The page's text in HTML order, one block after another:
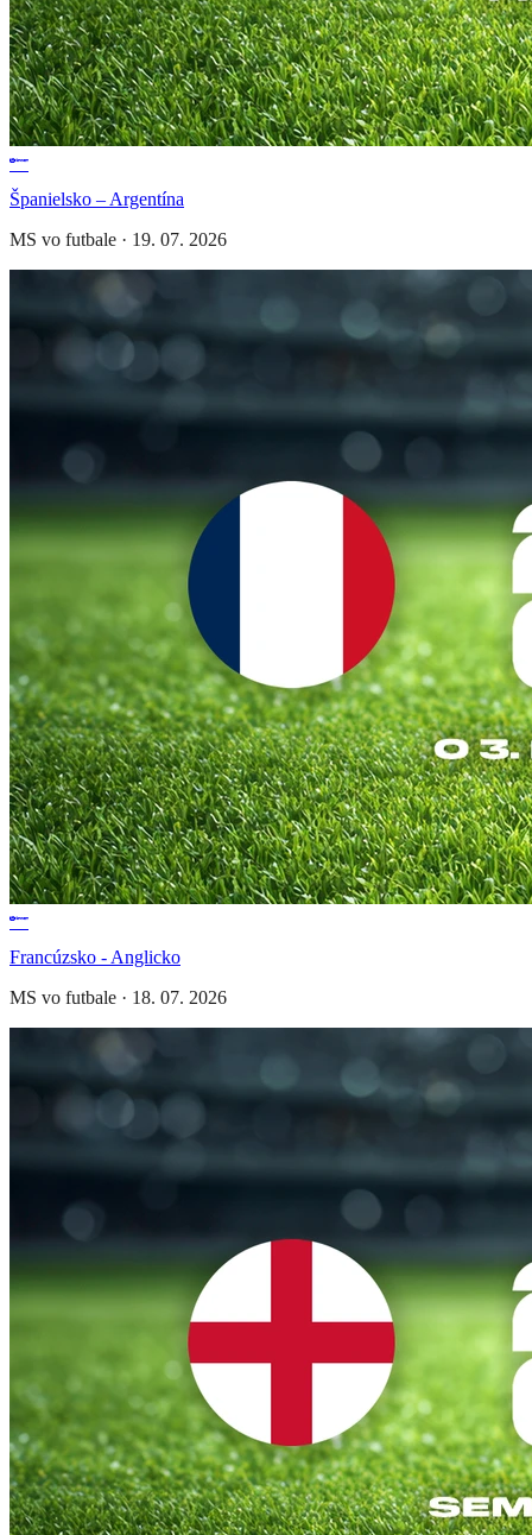
Španielsko – Argentína
MS vo futbale · 19. 07. 2026
Francúzsko - Anglicko
MS vo futbale · 18. 07. 2026